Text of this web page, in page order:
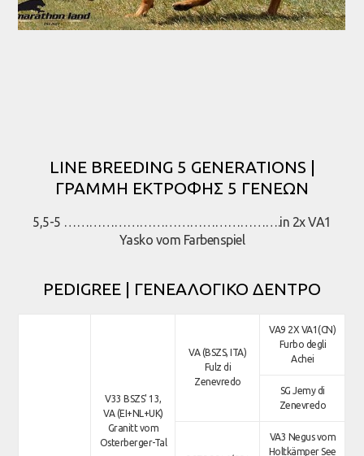
LINE BREEDING 5 GENERATIONS |
ΓΡΑΜΜΗ ΕΚΤΡΟΦΗΣ 5 ΓΕΝΕΩΝ
5,5-5 …………………………………………….in 2x VA1
Yasko vom Farbenspiel
PEDIGREE | ΓΕΝΕΑΛΟΓΙΚΟ ΔΕΝΤΡΟ
V33 BSZS' 13,
VA (EI+NL+UK)
Granitt vom
Osterberger-Tal
VA (BSZS, ITA)
Fulz di
Zenevredo
VA9 2X VA1(CN)
Furbo degli
Achei
SG Jemy di
Zenevredo
VA3 Negus vom
Holtkämper See